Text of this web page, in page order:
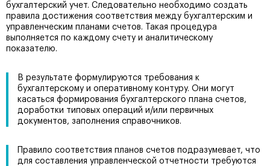
бухгалтерский учет. Следовательно необходимо создать
правила достижения соответствия между бухгалтерским и
управленческим планами счетов. Такая процедура
выполняется по каждому счету и аналитическому
показателю.
В результате формулируются требования к
бухгалтерскому и оперативному контуру. Они могут
касаться формирования бухгалтерского плана счетов,
доработки типовых операций и/или первичных
документов, заполнения справочников.
Правило соответствия планов счетов подразумевает, что
для составления управленческой отчетности требуются